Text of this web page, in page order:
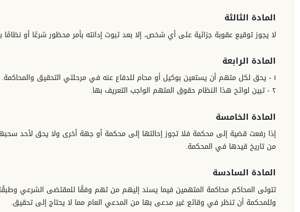
المادة الثالثة
لا يجوز توقيع عقوبة جزائية على أي شخص، إلا بعد ثبوت إدانته بأمر محظور شرعًا أو
المادة الرابعة
١ - يحق لكل متهم أن يستعين بوكيل أو محام للدفاع عنه في مرحلتي التحقيق والمحاكمة.
٢ - تبين لوائح هذا النظام حقوق المتهم الواجب التعريف بها.
المادة الخامسة
إذا رفعت قضية إلى محكمة فلا تجوز إحالتها إلى محكمة أو جهة أخرى ولا يحق لأحد
من تاريخ قيدها في المحكمة.
المادة السادسة
تتولى المحاكم محاكمة المتهمين فيما يسند إليهم من تهم وفقًا للمقتضى الشرعي
وللمحكمة أن تنظر في وقائع غير مدعى بها من المدعي العام مما لا يحتاج إلى تحقيق.